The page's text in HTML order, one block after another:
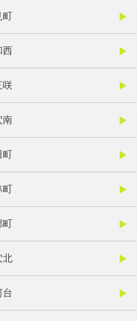
町
西
咲
南
町
町
町
北
台